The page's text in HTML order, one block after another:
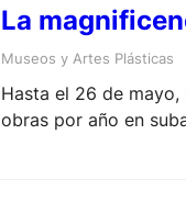
La
Museos y Artes Plásticas
Hasta el 26 de
obras por año en